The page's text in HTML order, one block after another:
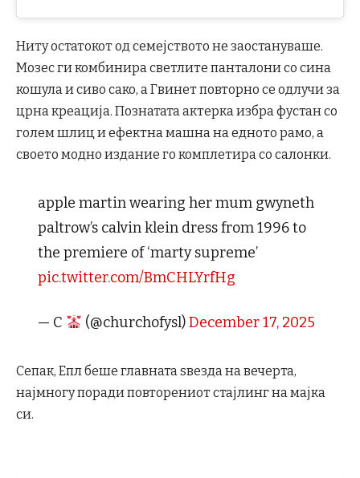
Ниту остатокот од семејството не заостануваше.
Мозес ги комбинира светлите панталони со сина
кошула и сиво сако, а Гвинет повторно се одлучи за
црна креација. Познатата актерка избра фустан со
голем шлиц и ефектна машна на едното рамо, а
своето модно издание го комплетира со салонки.
apple martin wearing her mum gwyneth
paltrow’s calvin klein dress from 1996 to
the premiere of ‘marty supreme’
pic.twitter.com/BmCHLYrfHg
— C (@churchofysl)December 17, 2025
Сепак, Епл беше главната ѕвезда на вечерта,
најмногу поради повторениот стајлинг на мајка
си.